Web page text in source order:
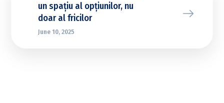
un spațiu al opțiunilor, nu
doar al fricilor
June 10, 2025